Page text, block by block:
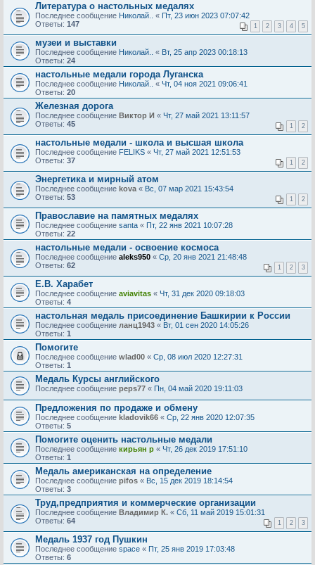
Литература о настольных медалях
Последнее сообщение Николай.. « Пт, 23 июн 2023 07:07:42
Ответы: 147 1 2 3 4 5
музеи и выставки
Последнее сообщение Николай.. « Вт, 25 апр 2023 00:18:13
Ответы: 24
настольные медали города Луганска
Последнее сообщение Николай.. « Чт, 04 ноя 2021 09:06:41
Ответы: 20
Железная дорога
Последнее сообщение Виктор И « Чт, 27 май 2021 13:11:57
Ответы: 45 1 2
настольные медали - школа и высшая школа
Последнее сообщение FELIKS « Чт, 27 май 2021 12:51:53
Ответы: 37 1 2
Энергетика и мирный атом
Последнее сообщение kova « Вс, 07 мар 2021 15:43:54
Ответы: 53 1 2
Православие на памятных медалях
Последнее сообщение santa « Пт, 22 янв 2021 10:07:28
Ответы: 22
настольные медали - освоение космоса
Последнее сообщение aleks950 « Ср, 20 янв 2021 21:48:48
Ответы: 62 1 2 3
Е.В. Харабет
Последнее сообщение aviavitas « Чт, 31 дек 2020 09:18:03
Ответы: 4
настольная медаль присоединение Башкирии к России
Последнее сообщение ланц1943 « Вт, 01 сен 2020 14:05:26
Ответы: 1
Помогите
Последнее сообщение wlad00 « Ср, 08 июл 2020 12:27:31
Ответы: 1
Медаль Курсы английского
Последнее сообщение peps77 « Пн, 04 май 2020 19:11:03
Предложения по продаже и обмену
Последнее сообщение kladovik66 « Ср, 22 янв 2020 12:07:35
Ответы: 5
Помогите оценить настольные медали
Последнее сообщение кирьян р « Чт, 26 дек 2019 17:51:10
Ответы: 1
Медаль американская на определение
Последнее сообщение pifos « Вс, 15 дек 2019 18:14:54
Ответы: 3
Труд,предприятия и коммерческие организации
Последнее сообщение Владимир К. « Сб, 11 май 2019 15:01:31
Ответы: 64 1 2 3
Медаль 1937 год Пушкин
Последнее сообщение space « Пт, 25 янв 2019 17:03:48
Ответы: 6